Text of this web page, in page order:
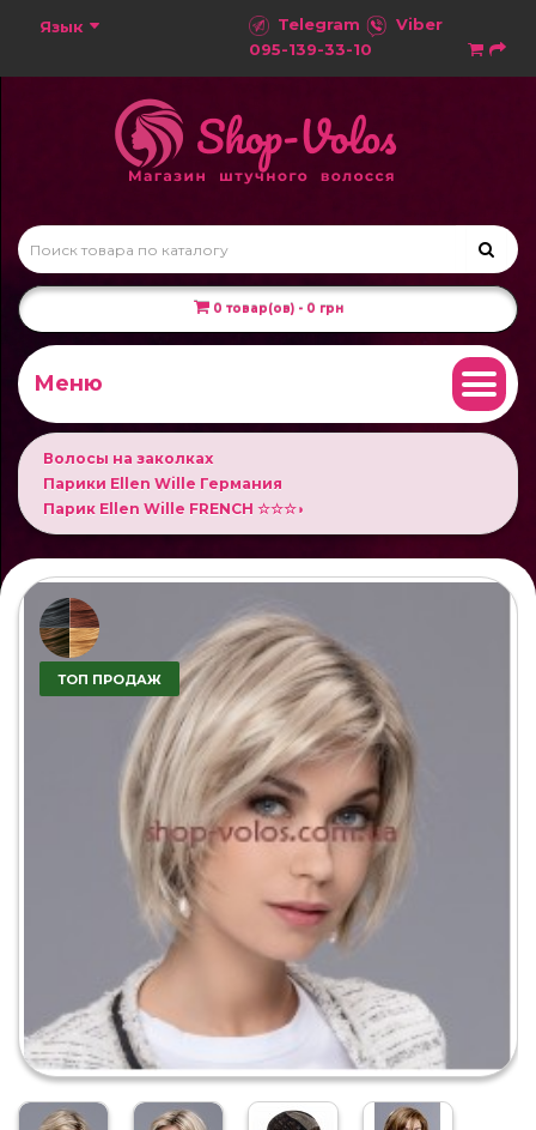
Язык Telegram
Viber
095-139-33-10
0 товар(ов) - 0 грн
Меню
Волосы на заколках
Парики Ellen Wille Германия
Парик Ellen Wille FRENCH ☆☆☆◗
ТОП ПРОДАЖ